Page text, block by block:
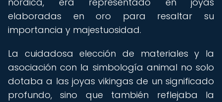
elaboradas en oro para resaltar su
importancia y majestuosidad.
La cuidadosa elección de materiales y la
asociación con la simbología animal no solo
dotaba a las joyas vikingas de un significado
profundo, sino que también reflejaba la